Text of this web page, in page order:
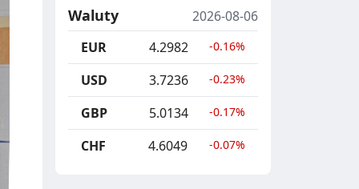
Waluty
2026-08-06
EUR
4.2982 -0.16%
USD 3.7236 -0.23%
GBP 5.0134 -0.17%
CHF 4.6049 -0.07%